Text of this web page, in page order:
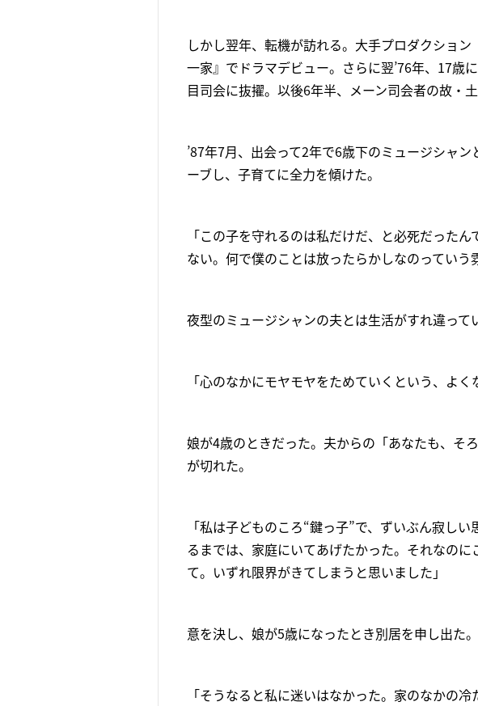
しかし翌年、転機が訪れる。大手プロダクショ
一家』でドラマデビュー。さらに翌’76年、17歳
目司会に抜擢。以後6年半、メーン司会者の故・
’87年7月、出会って2年で6歳下のミュージシャ
ーブし、子育てに全力を傾けた。
「この子を守れるのは私だけだ、と必死だった
ない。何で僕のことは放ったらかしなのっていう
夜型のミュージシャンの夫とは生活がすれ違って
「心のなかにモヤモヤをためていくという、よく
娘が4歳のときだった。夫からの「あなたも、そ
が切れた。
「私は子どものころ“鍵っ子”で、ずいぶん寂し
るまでは、家庭にいてあげたかった。それなの
て。いずれ限界がきてしまうと思いました」
意を決し、娘が5歳になったとき別居を申し出た
「そうなると私に迷いはなかった。家のなかの